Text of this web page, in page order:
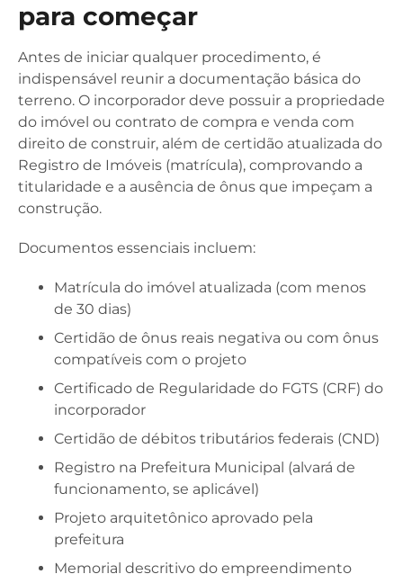
para começar
Antes de iniciar qualquer procedimento, é
indispensável reunir a documentação básica do
terreno. O incorporador deve possuir a propriedade
do imóvel ou contrato de compra e venda com
direito de construir, além de certidão atualizada do
Registro de Imóveis (matrícula), comprovando a
titularidade e a ausência de ônus que impeçam a
construção.
Documentos essenciais incluem:
Matrícula do imóvel atualizada (com menos
de 30 dias)
Certidão de ônus reais negativa ou com ônus
compatíveis com o projeto
Certificado de Regularidade do FGTS (CRF) do
incorporador
Certidão de débitos tributários federais (CND)
Registro na Prefeitura Municipal (alvará de
funcionamento, se aplicável)
Projeto arquitetônico aprovado pela
prefeitura
Memorial descritivo do empreendimento